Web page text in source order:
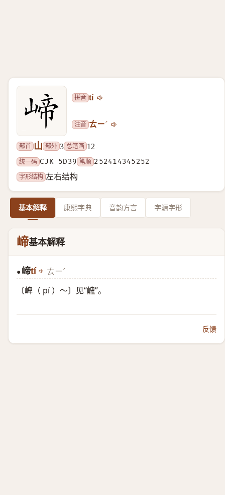
拼音 tí
注音 ㄊㄧˊ
部首 山 部外 3 总笔画 12
统一码 CJK 5D39 笔顺 252414345252
字形结构 左右结构
基本解释 康熙字典 音韵方言 字源字形
崹基本解释
● 崹tí ㄊㄧˊ
〔崥（ pí ）～〕见“崥”。
反馈